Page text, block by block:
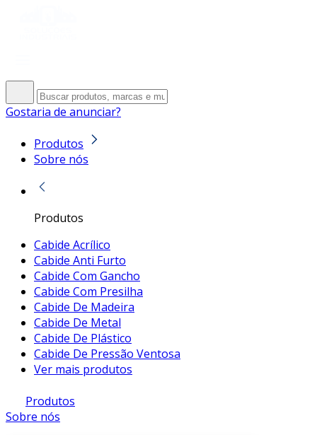
Gostaria de anunciar?
Produtos
Sobre nós
Produtos
Cabide Acrílico
Cabide Anti Furto
Cabide Com Gancho
Cabide Com Presilha
Cabide De Madeira
Cabide De Metal
Cabide De Plástico
Cabide De Pressão Ventosa
Ver mais produtos
Produtos
Sobre nós